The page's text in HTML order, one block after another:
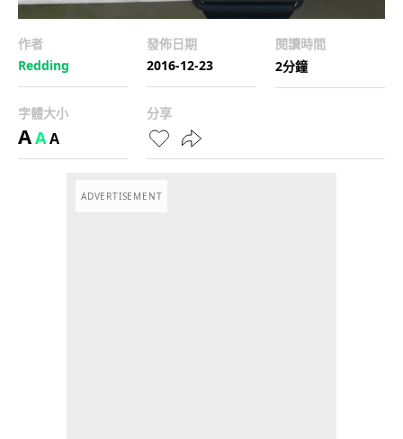
作者
Redding
發佈日期
2016-12-23
閱讀時間
2分鐘
字體大小
AAA
分享
ADVERTISEMENT